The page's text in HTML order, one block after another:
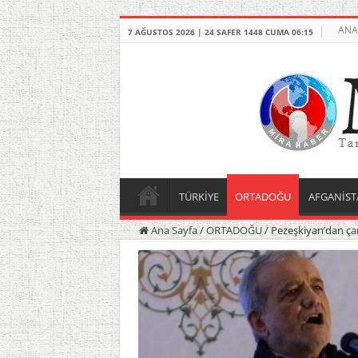
7 AĞUSTOS 2026 | 24 SAFER 1448 CUMA 06:15
TÜRKİYE ORTADOĞU
Ana Sayfa/ORTADOĞU/Pezeşkiyan’dan